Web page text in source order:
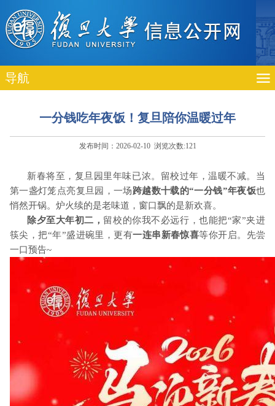
导航
一分钱吃年夜饭！复旦陪你温暖过年
发布时间：2026-02-10 浏览次数:121
新春将至，复旦园里年味已浓。留校过年，温暖不减。当
第一盏灯笼点亮复旦园，一场跨越数十载的“一分钱”年夜饭也
悄然开锅。炉火续的是老味道，窗口飘的是新欢喜。
除夕至大年初二， 留校的你我不必远行，也能把“家”夹进
筷尖，把“年”盛进碗里，更有一连串新春惊喜等你开启。先尝
一口预告~